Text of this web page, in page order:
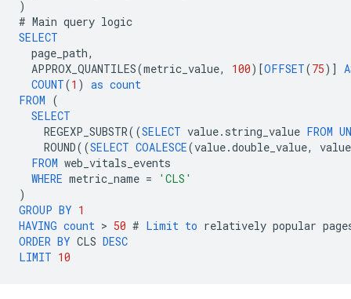
)
# Main query logic
SELECT
page_path,
APPROX_QUANTILES(metric_value, 100)[OFFSET(75)]
COUNT(1 ) as count
FROM (
SELECT
REGEXP_SUBSTR((SELECT value. string_value FROM
ROUND((SELECT COALESCE(value.double_value,
value
FROM web_vitals_events
WHERE metric_name =
'CLS'
)
GROUP BY 1
HAVING count > 50 # Limit to relatively popular
ORDER BY CLS DESC
LIMIT 10